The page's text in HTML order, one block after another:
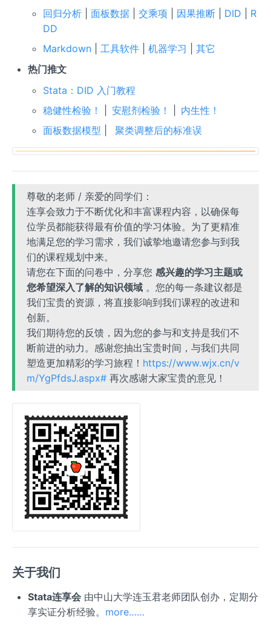
回归分析 |面板数据 |交乘项 因果推断 DID
R
DD
Markdown
工具软件 |机器学习 |其它
热门推文
Stata：DID 入门教程
稳健性检验！
|安慰剂检验！
内生性！
面板数据模型 |聚类调整后的标准误
尊敬的老师 / 亲爱的同学们：
连享会致力于不断优化和丰富课程内容，以确保每
位学员都能获得最有价值的学习体验。为了更精准
地满足您的学习需求，我们诚挚地邀请您参与到我
们的课程规划中来。
请您在下面的问卷中，分享您感兴趣的学习主题或
您希望深入了解的知识领域 。您的每一条建议都是
我们宝贵的资源，将直接影响到我们课程的改进和
创新。
我们期待您的反馈，因为您的参与和支持是我们不
断前进的动力。感谢您抽出宝贵时间，与我们共同
塑造更加精彩的学习旅程！ https://www.wjx.cn/v
m/YgPfdsJ.aspx# 再次感谢大家宝贵的意见！
关于我们
Stata连享会由中山大学连玉君老师团队创办，定期分
享实证分析经验。 more……